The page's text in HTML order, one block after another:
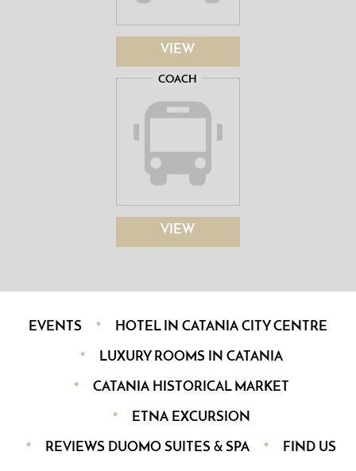
VIEW
COACH
VIEW
EVENTS HOTEL IN CATANIA CITY CENTRE
LUXURY ROOMS IN CATANIA
CATANIA HISTORICAL MARKET
ETNA EXCURSION
REVIEWS DUOMO SUITES & SPA FIND US